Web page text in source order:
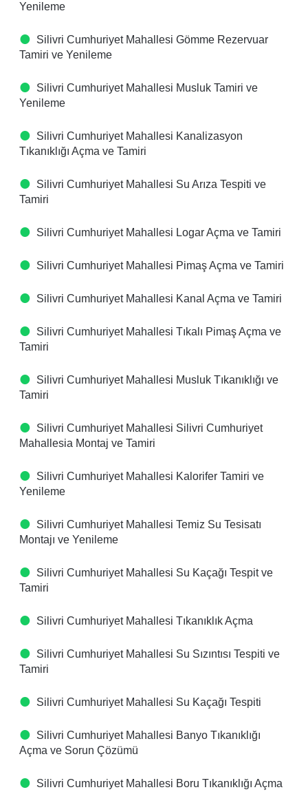
Yenileme
Silivri Cumhuriyet Mahallesi Gömme Rezervuar
Tamiri ve Yenileme
Silivri Cumhuriyet Mahallesi Musluk Tamiri ve
Yenileme
Silivri Cumhuriyet Mahallesi Kanalizasyon
Tıkanıklığı Açma ve Tamiri
Silivri Cumhuriyet Mahallesi Su Arıza Tespiti ve
Tamiri
Silivri Cumhuriyet Mahallesi Logar Açma ve Tamiri
Silivri Cumhuriyet Mahallesi Pimaş Açma ve Tamiri
Silivri Cumhuriyet Mahallesi Kanal Açma ve Tamiri
Silivri Cumhuriyet Mahallesi Tıkalı Pimaş Açma ve
Tamiri
Silivri Cumhuriyet Mahallesi Musluk Tıkanıklığı ve
Tamiri
Silivri Cumhuriyet Mahallesi Silivri Cumhuriyet
Mahallesia Montaj ve Tamiri
Silivri Cumhuriyet Mahallesi Kalorifer Tamiri ve
Yenileme
Silivri Cumhuriyet Mahallesi Temiz Su Tesisatı
Montajı ve Yenileme
Silivri Cumhuriyet Mahallesi Su Kaçağı Tespit ve
Tamiri
Silivri Cumhuriyet Mahallesi Tıkanıklık Açma
Silivri Cumhuriyet Mahallesi Su Sızıntısı Tespiti ve
Tamiri
Silivri Cumhuriyet Mahallesi Su Kaçağı Tespiti
Silivri Cumhuriyet Mahallesi Banyo Tıkanıklığı
Açma ve Sorun Çözümü
Silivri Cumhuriyet Mahallesi Boru Tıkanıklığı Açma